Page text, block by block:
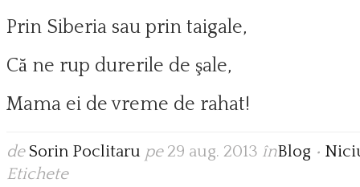
Prin Siberia sau prin taigale,
Că ne rup durerile de şale,
Mama ei de vreme de rahat!
de Sorin Poclitaru pe 29 aug. 2013 înBlog •
Etichete